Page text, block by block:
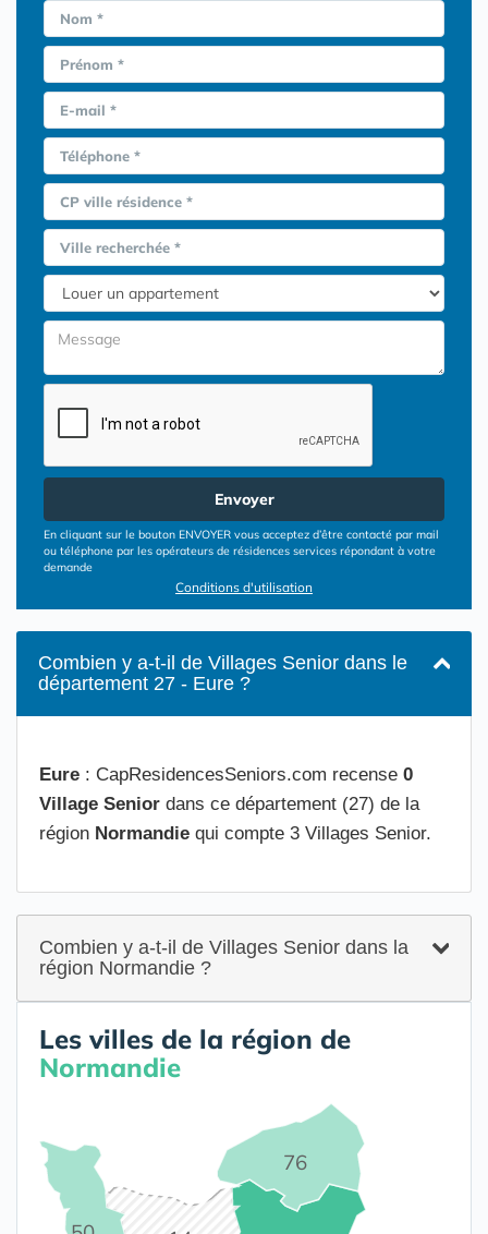
Nom *
Prénom *
E-mail *
Téléphone *
CP ville résidence *
Ville recherchée *
Envoyer
En cliquant sur le bouton ENVOYER vous acceptez d’être contacté par mail
ou téléphone par les opérateurs de résidences services répondant à votre
demande
Conditions d'utilisation
Combien y a-t-il de Villages Senior dans le
département 27 - Eure ?
Eure : CapResidencesSeniors.com recense 0
Village Senior dans ce département (27) de la
région Normandie qui compte 3 Villages Senior.
Combien y a-t-il de Villages Senior dans la
région Normandie ?
Les villes de la région de
Normandie
76